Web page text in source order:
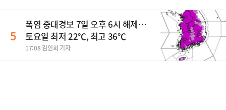
5
폭염 중대경보 7일 오후 6시 해제…
토요일 최저 22℃, 최고 36℃
17:08 김인희 기자